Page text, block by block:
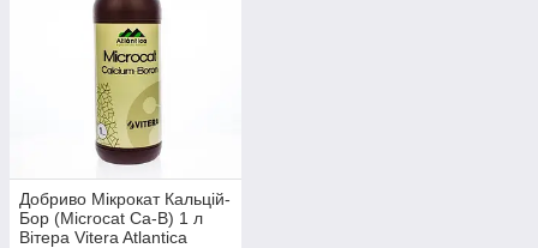
Добриво Мікрокат Кальцій-
Бор (Microcat Са-В) 1 л
Вітера Vitera Atlantica